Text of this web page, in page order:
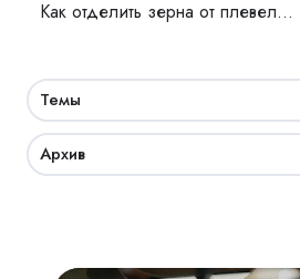
Как отделить зерна от плевел…
Темы
Архив